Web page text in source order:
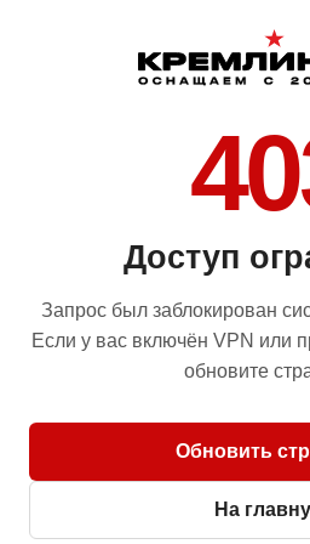
Доступ
Запрос был заблокирован
Если у вас включён VPN или
обновите
Обновить
На